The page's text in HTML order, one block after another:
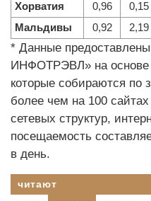
Хорватия
0,96 0,15
Мальдивы
0,92 2,19
* Данные
ИНФОТРЭВЛ» на основе
которые собираются по
более чем на 100 сайтах
сетевых структур,
посещаемость
в день.
читают